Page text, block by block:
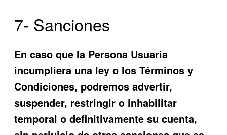
7- Sanciones
En caso que la Persona Usuaria
incumpliera una ley o los Términos y
Condiciones, podremos advertir,
suspender, restringir o inhabilitar
temporal o definitivamente su cuenta,